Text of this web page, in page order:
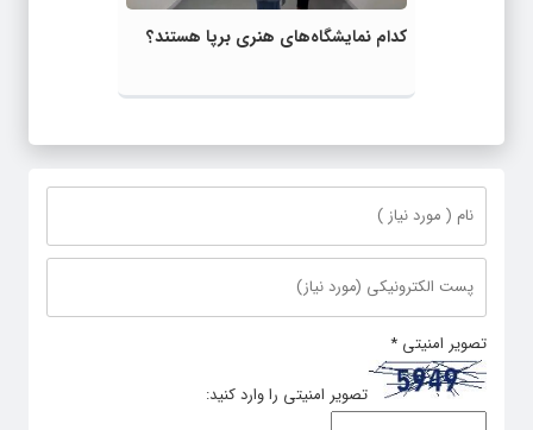
کدام نمایشگاه‌های هنری برپا هستند؟
تصویر امنیتی *
تصویر امنیتی را وارد کنید: